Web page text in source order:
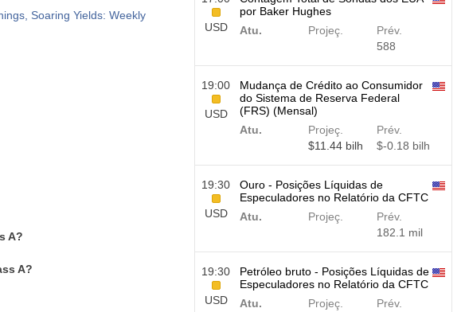
Soaring Yields: Weekly
A?
A?
USD
por Baker Hughes
Atu.
Projeç.
Prév.
588
19:00
USD
Mudança de Crédito ao Consumidor
do Sistema de Reserva Federal
(FRS) (Mensal)
Atu.
Projeç.
$​11.44 bilh
Prév.
$​-0.18 bilh
19:30
USD
Ouro - Posições Líquidas de
Especuladores no Relatório da CFTC
Atu.
Projeç.
Prév.
182.1 mil
19:30
USD
Petróleo bruto - Posições Líquidas de
Especuladores no Relatório da CFTC
Atu.
Projeç.
Prév.